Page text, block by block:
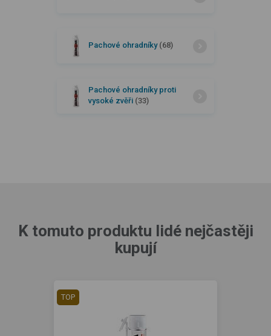
Pachové ohradníky (68)
Pachové ohradníky proti
vysoké zvěři (33)
K tomuto produktu lidé nejčastěji
kupují
TOP